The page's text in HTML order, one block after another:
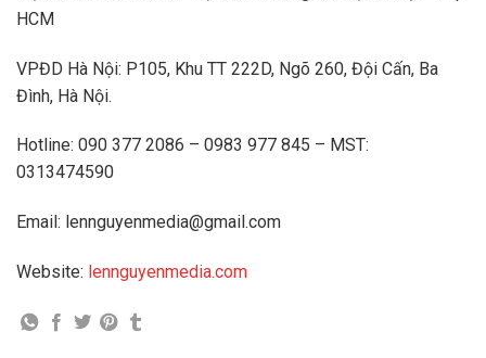
HCM
VPĐD Hà Nội: P105, Khu TT 222D, Ngõ 260, Đội Cấn, Ba
Đình, Hà Nội.
Hotline: 090 377 2086 – 0983 977 845 – MST:
0313474590
Email: lennguyenmedia@gmail.com
Website: lennguyenmedia.com